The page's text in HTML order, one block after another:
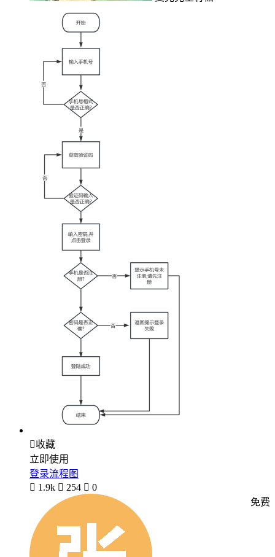
收藏
立即使用
登录流程图
 1.9k  254  0
免费